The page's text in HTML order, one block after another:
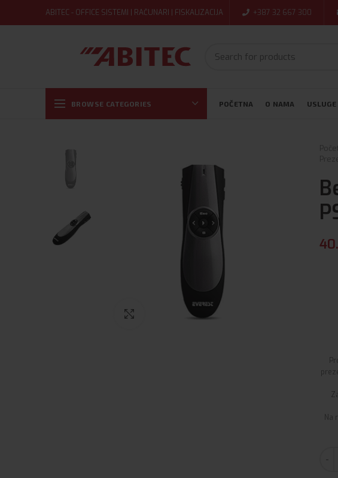
ABITEC - OFFICE SISTEMI | RAČUNARI | FISKALIZACIJA +387 32 667 300
BROWSE CATEGORIES POČETNA O NAMA USLUGE
Click to enlarge